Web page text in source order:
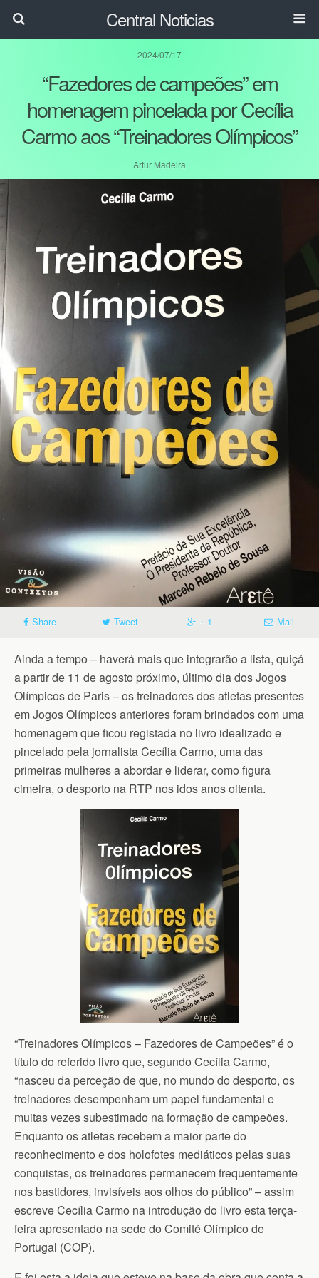
Central Noticias
2024/07/17
“Fazedores de campeões” em
homenagem pincelada por Cecília
Carmo aos “Treinadores Olímpicos”
Artur Madeira
Share Tweet + 1 Mail
Ainda a tempo – haverá mais que integrarão a lista, quiçá
a partir de 11 de agosto próximo, último dia dos Jogos
Olímpicos de Paris – os treinadores dos atletas presentes
em Jogos Olímpicos anteriores foram brindados com uma
homenagem que ficou registada no livro idealizado e
pincelado pela jornalista Cecília Carmo, uma das
primeiras mulheres a abordar e liderar, como figura
cimeira, o desporto na RTP nos idos anos oitenta.
“Treinadores Olímpicos – Fazedores de Campeões” é o
título do referido livro que, segundo Cecília Carmo,
“nasceu da perceção de que, no mundo do desporto, os
treinadores desempenham um papel fundamental e
muitas vezes subestimado na formação de campeões.
Enquanto os atletas recebem a maior parte do
reconhecimento e dos holofotes mediáticos pelas suas
conquistas, os treinadores permanecem frequentemente
nos bastidores, invisíveis aos olhos do público” – assim
escreve Cecília Carmo na introdução do livro esta terça-
feira apresentado na sede do Comité Olímpico de
Portugal (COP).